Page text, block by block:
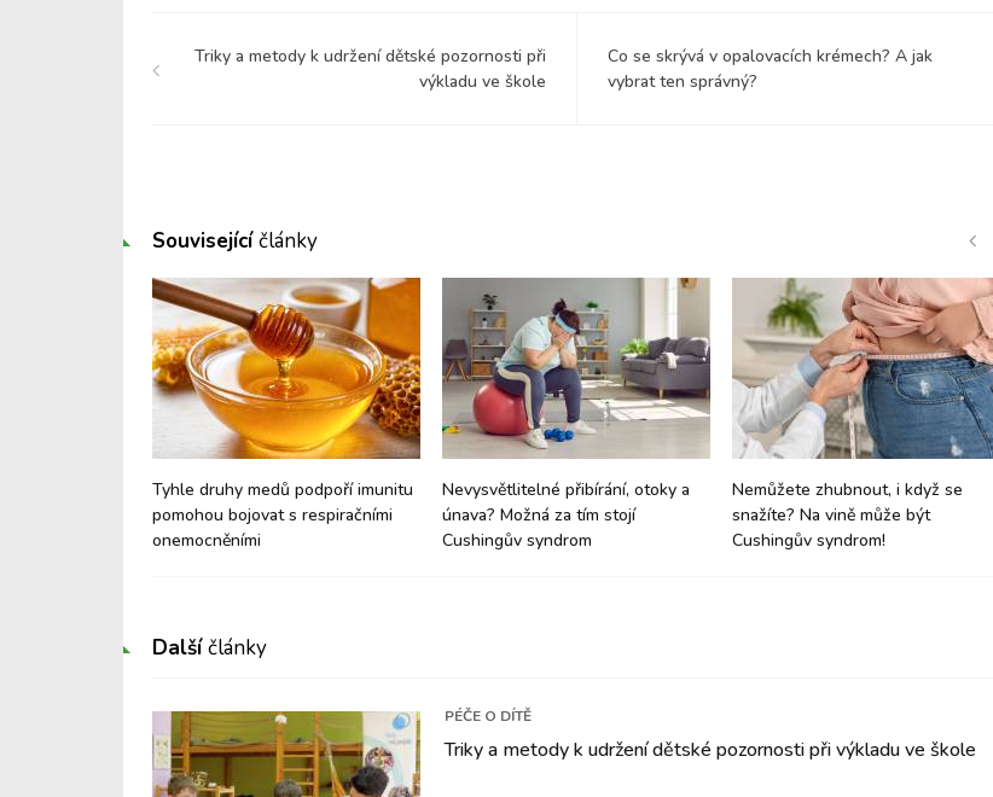
Triky a metody k udržení dětské pozornosti při
výkladu ve škole
Co se skrývá v opalovacích krémech? A jak
vybrat ten správný?
Souvisejícíčlánky
Tyhle druhy medů podpoří imunitu
pomohou bojovat s respiračními
onemocněními
Nevysvětlitelné přibírání, otoky a
únava? Možná za tím stojí
Cushingův syndrom
Nemůžete zhubnout, i když se
snažíte? Na vině může být
Cushingův syndrom!
Dalšíčlánky
PÉČE O DÍTĚ
Triky a metody k udržení dětské pozornosti při výkladu ve škole